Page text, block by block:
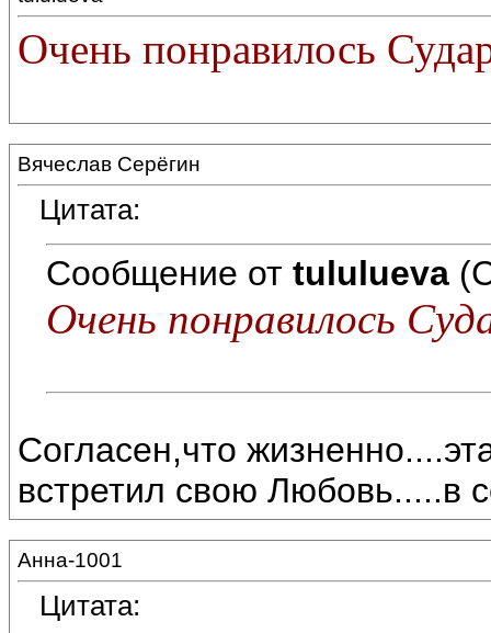
Очень понравилось
Вячеслав Серёгин
Цитата:
Сообщение от tululueva
Очень понравилось
Согласен,что
встретил свою Любовь.....в
Анна-1001
Цитата: